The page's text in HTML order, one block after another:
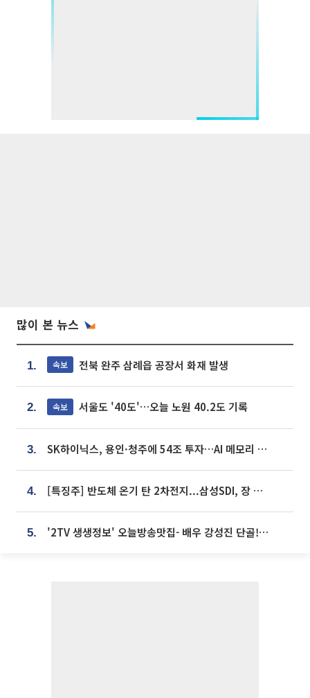
많이 본 뉴스
1. 속보 전북 완주 삼례읍 공장서 화재 발생
2. 속보 서울도 '40도'…오늘 노원 40.2도 기록
3. SK하이닉스, 용인·청주에 54조 투자…AI 메모리 생산기지 키운다
4. [특징주] 반도체 온기 탄 2차전지...삼성SDI, 장 초반 7% 넘게 껑충
5. '2TV 생생정보' 오늘방송맛집- 배우 강성진 단골! 쌀국수ㆍ푸팟퐁 커리 맛집 '블○○○'